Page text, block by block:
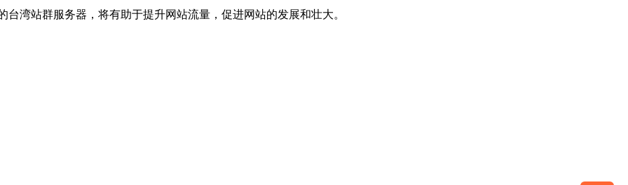
湾站群服务器，将有助于提升网站流量，促进网站的发展和壮大。